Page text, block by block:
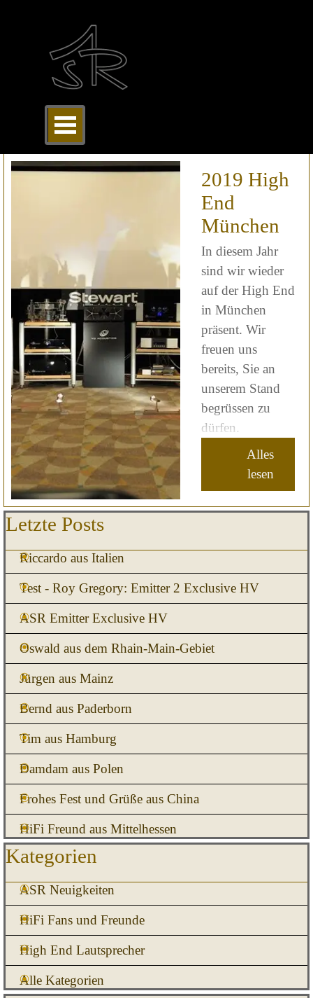
Menü überspringen
2019 High
End
München
In diesem Jahr
sind wir wieder
auf der High End
in München
präsent. Wir
freuen uns
bereits, Sie an
unserem Stand
begrüssen zu
dürfen.
Alles
lesen
Block überspringen Letzte Posts
Letzte Posts
Riccardo aus Italien
Test - Roy Gregory: Emitter 2 Exclusive HV
ASR Emitter Exclusive HV
Oswald aus dem Rhain-Main-Gebiet
Jürgen aus Mainz
Bernd aus Paderborn
Tim aus Hamburg
Damdam aus Polen
Frohes Fest und Grüße aus China
HiFi Freund aus Mittelhessen
Block überspringen Kategorien
Kategorien
ASR Neuigkeiten
HiFi Fans und Freunde
High End Lautsprecher
Alle Kategorien